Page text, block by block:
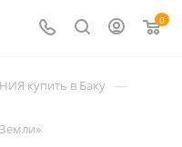
0
купить в Баку —